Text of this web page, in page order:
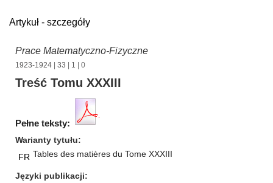
Artykuł - szczegóły
Prace Matematyczno-Fizyczne
1923-1924 33 1 | 0
Treść Tomu XXXIII
Pełne teksty:
Warianty tytułu
FR Tables des matières du Tome XXXIII
Języki publikacji